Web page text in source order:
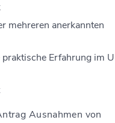
mehreren anerkannten
Erfahrung im
Ausnahmen von